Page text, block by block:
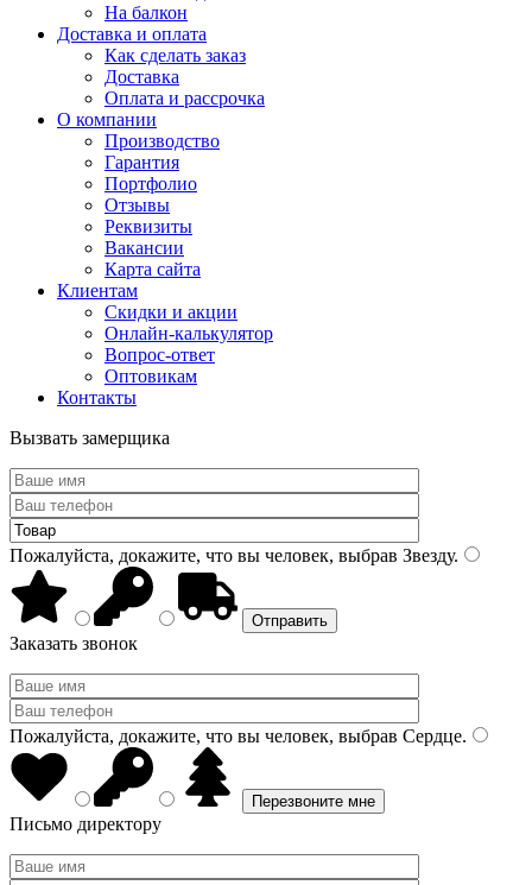
На балкон
Доставка и оплата
Как сделать заказ
Доставка
Оплата и рассрочка
О компании
Производство
Гарантия
Портфолио
Отзывы
Реквизиты
Вакансии
Карта сайта
Клиентам
Скидки и акции
Онлайн-калькулятор
Вопрос-ответ
Оптовикам
Контакты
Вызвать замерщика
Пожалуйста, докажите, что вы человек, выбрав Звезду.
Заказать звонок
Пожалуйста, докажите, что вы человек, выбрав Сердце.
Письмо директору